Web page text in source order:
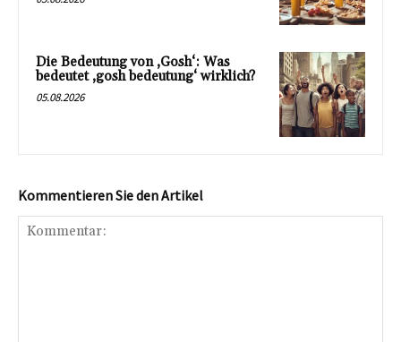
Die Bedeutung von ‚Gosh‘: Was
bedeutet ‚gosh bedeutung‘ wirklich?
05.08.2026
Kommentieren Sie den Artikel